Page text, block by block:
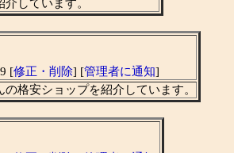
しています。
[修正・削除] [管理者に通知]
格安ショップを紹介しています。